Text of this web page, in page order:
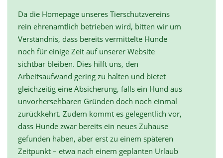
Da die Homepage unseres Tierschutzvereins
rein ehrenamtlich betrieben wird, bitten wir um
Verständnis, dass bereits vermittelte Hunde
noch für einige Zeit auf unserer Website
sichtbar bleiben. Dies hilft uns, den
Arbeitsaufwand gering zu halten und bietet
gleichzeitig eine Absicherung, falls ein Hund aus
unvorhersehbaren Gründen doch noch einmal
zurückkehrt. Zudem kommt es gelegentlich vor,
dass Hunde zwar bereits ein neues Zuhause
gefunden haben, aber erst zu einem späteren
Zeitpunkt – etwa nach einem geplanten Urlaub